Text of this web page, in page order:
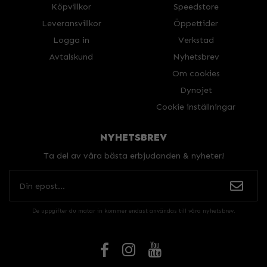
Köpvillkor
Leveransvillkor
Logga in
Avtalskund
Speedstore
Öppettider
Verkstad
Nyhetsbrev
Om cookies
Dynojet
Cookie inställningar
NYHETSBREV
Ta del av våra bästa erbjudanden & nyheter!
De uppgifter du matar in kommer endast användas till våra nyhetsbrev.